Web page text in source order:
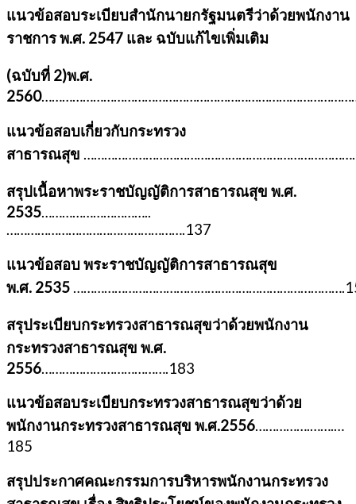
แนวข้อสอบระเบียบสำนักนายกรัฐมนตรีว่าด้วยพนักงาน
ราชการ พ.ศ. 2547 และ ฉบับแก้ไขเพิ่มเติม
(ฉบับที่ 2)พ.ศ.
2560
แนวข้อสอบเกี่ยวกับกระทรวง
สาธารณสุข
สรุปเนื้อหาพระราชบัญญัติการสาธารณสุข พ.ศ.
2535…………………………..
…………………………………………….137
แนวข้อสอบ พระราชบัญญัติการสาธารณสุข
พ.ศ. 2535
สรุประเบียบกระทรวงสาธารณสุขว่าด้วยพนักงาน
กระทรวงสาธารณสุข พ.ศ.
2556……………………………….183
แนวข้อสอบระเบียบกระทรวงสาธารณสุขว่าด้วย
พนักงานกระทรวงสาธารณสุข พ.ศ.2556…………….…….…
185
สรุปประกาศคณะกรรมการบริหารพนักงานกระทรวง